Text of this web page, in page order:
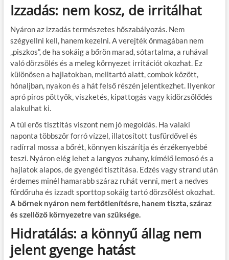
Izzadás: nem kosz, de irritálhat
Nyáron az izzadás természetes hőszabályozás. Nem
szégyellni kell, hanem kezelni. A verejték önmagában nem
„piszkos”, de ha sokáig a bőrön marad, sótartalma, a ruhával
való dörzsölés és a meleg környezet irritációt okozhat. Ez
különösen a hajlatokban, melltartó alatt, combok között,
hónaljban, nyakon és a hát felső részén jelentkezhet. Ilyenkor
apró piros pöttyök, viszketés, kipattogás vagy kidörzsölődés
alakulhat ki.
A túl erős tisztítás viszont nem jó megoldás. Ha valaki
naponta többször forró vízzel, illatosított tusfürdővel és
radírral mossa a bőrét, könnyen kiszárítja és érzékenyebbé
teszi. Nyáron elég lehet a langyos zuhany, kímélő lemosó és a
hajlatok alapos, de gyengéd tisztítása. Edzés vagy strand után
érdemes minél hamarabb száraz ruhát venni, mert a nedves
fürdőruha és izzadt sporttop sokáig tartó dörzsölést okozhat.
A bőrnek nyáron nem fertőtlenítésre, hanem tiszta, száraz
és szellőző környezetre van szüksége.
Hidratálás: a könnyű állag nem
jelent gyenge hatást